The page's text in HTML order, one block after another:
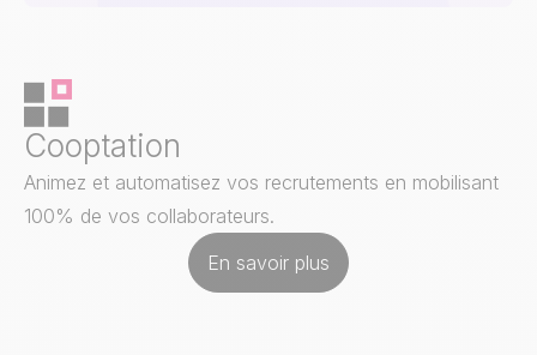
Cooptation
Animez et automatisez vos recrutements en mobilisant
100% de vos collaborateurs.
En savoir plus